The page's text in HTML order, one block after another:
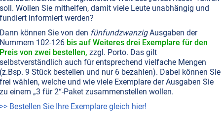
Gefährlich und umstritten
es für die Gentechnik-Industrie in Europa und Asien
gelaufen ist, nimmt sie einen neuen Anlauf,
Produkte gegen den Willen der
auf die Felder und in die Regale zu bringen. Diesmal
einer angeblich exakteren „neuen Gentechnik“
hier werden die immensen Gefahren verschwiegen
Widerstand brachte bereits einen ersten Erfolg.
soll. Wollen Sie mithelfen, damit viele Leute unabhängig und
fundiert informiert werden?
Dann können Sie von den fünfundzwanzigAusgaben der
Nummern 102-126 bis auf Weiteres drei Exemplare für den
Preis von zwei bestellen, zzgl. Porto. Das gilt
selbstverständlich auch für entsprechend vielfache Mengen
(z.Bsp. 9 Stück bestellen und nur 6 bezahlen). Dabei können Sie
frei wählen, welche und wie viele Exemplare der Ausgaben Sie
zu einem „3 für 2“-Paket zusammenstellen wollen.
>> Bestellen Sie Ihre Exemplare gleich hier!